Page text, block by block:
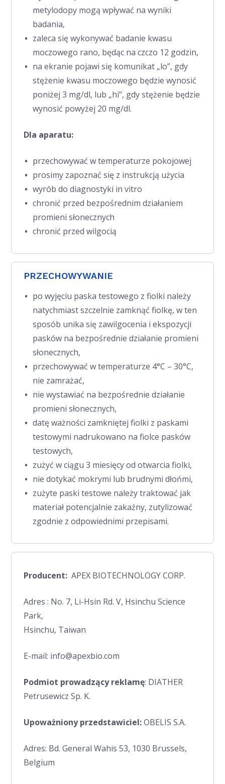
metylodopy mogą wpływać na wyniki
badania,
zaleca się wykonywać badanie kwasu
moczowego rano, będąc na czczo 12 godzin,
na ekranie pojawi się komunikat „lo”, gdy
stężenie kwasu moczowego będzie wynosić
poniżej 3 mg/dl, lub „hi”, gdy stężenie będzie
wynosić powyżej 20 mg/dl.
Dla aparatu:
przechowywać w temperaturze pokojowej
prosimy zapoznać się z instrukcją użycia
wyrób do diagnostyki in vitro
chronić przed bezpośrednim działaniem
promieni słonecznych
chronić przed wilgocią
PRZECHOWYWANIE
po wyjęciu paska testowego z fiolki należy
natychmiast szczelnie zamknąć fiolkę, w ten
sposób unika się zawilgocenia i ekspozycji
pasków na bezpośrednie działanie promieni
słonecznych,
przechowywać w temperaturze 4°C – 30°C,
nie zamrażać,
nie wystawiać na bezpośrednie działanie
promieni słonecznych,
datę ważności zamkniętej fiolki z paskami
testowymi nadrukowano na fiolce pasków
testowych,
zużyć w ciągu 3 miesięcy od otwarcia fiolki,
nie dotykać mokrymi lub brudnymi dłońmi,
zużyte paski testowe należy traktować jak
materiał potencjalnie zakaźny, zutylizować
zgodnie z odpowiednimi przepisami.
Producent: APEX BIOTECHNOLOGY CORP.
Adres : No. 7, Li-Hsin Rd. V, Hsinchu Science
Park,
Hsinchu, Taiwan
E-mail: info@apexbio.com
Podmiot prowadzący reklamę: DIATHER
Petrusewicz Sp. K.
Upoważniony przedstawiciel:OBELIS S.A.
Adres: Bd. General Wahis 53, 1030 Brussels,
Belgium